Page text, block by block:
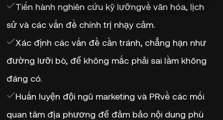
Tiến hành nghiên cứu kỹ lưỡngvề văn hóa, lịch
sử và các vấn đề chính trị nhạy cảm.
Xác định các vấn đề cần tránh, chẳng hạn như
đường lưỡi bò, để không mắc phải sai lầm không
đáng có.
Huấn luyện đội ngũ marketing và PRvề các mối
quan tâm địa phương để đảm bảo nội dung phù